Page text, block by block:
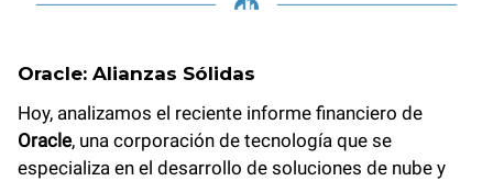
Oracle: Alianzas Sólidas
Hoy, analizamos el reciente informe financiero de
Oracle, una corporación de tecnología que se
especializa en el desarrollo de soluciones de nube y